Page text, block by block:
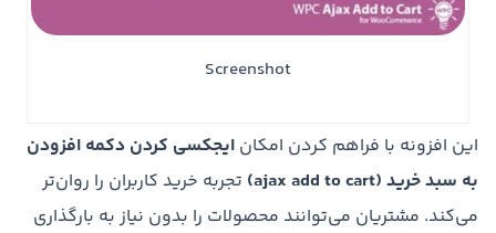
Screenshot
این افزونه با فراهم کردن امکان ایجکسی کردن دکمه افزودن
به سبد خرید (ajax add to cart)
تجربه خرید کاربران را روان‌تر
می‌کند. مشتریان می‌توانند محصولات را بدون نیاز به بارگذاری